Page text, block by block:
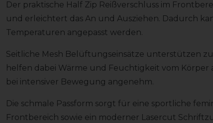
Der praktische Half Zip Reißverschluss im
und erleichtert das An und Ausziehen. Dadurch
Temperaturen angepasst werden.
Seitliche Mesh Belüftungseinsätze unterstützen
helfen dabei Wärme und Feuchtigkeit vom
bei intensiver Bewegung angenehm.
Die schmale Passform sorgt für eine sportliche
Frontbereich sowie ein moderner Lasercut